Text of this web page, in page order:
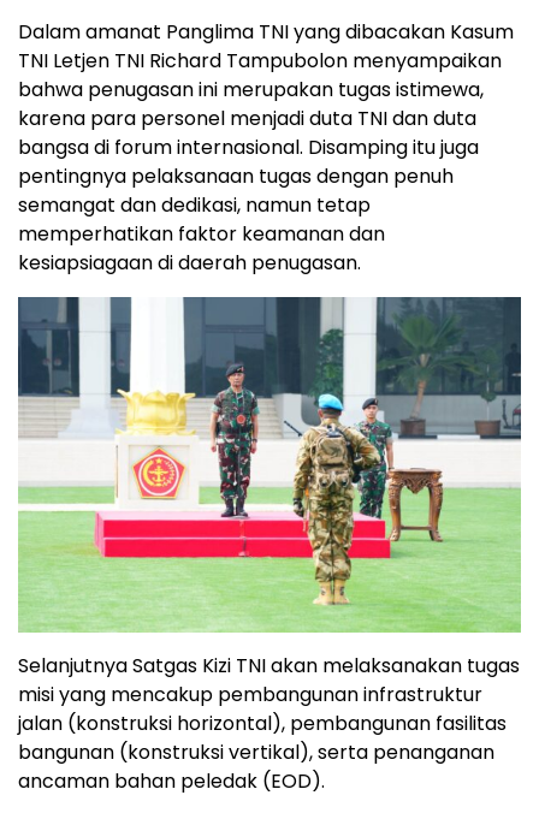
Dalam amanat Panglima TNI yang dibacakan Kasum
TNI Letjen TNI Richard Tampubolon menyampaikan
bahwa penugasan ini merupakan tugas istimewa,
karena para personel menjadi duta TNI dan duta
bangsa di forum internasional. Disamping itu juga
pentingnya pelaksanaan tugas dengan penuh
semangat dan dedikasi, namun tetap
memperhatikan faktor keamanan dan
kesiapsiagaan di daerah penugasan.
Selanjutnya Satgas Kizi TNI akan melaksanakan tugas
misi yang mencakup pembangunan infrastruktur
jalan (konstruksi horizontal), pembangunan fasilitas
bangunan (konstruksi vertikal), serta penanganan
ancaman bahan peledak (EOD).